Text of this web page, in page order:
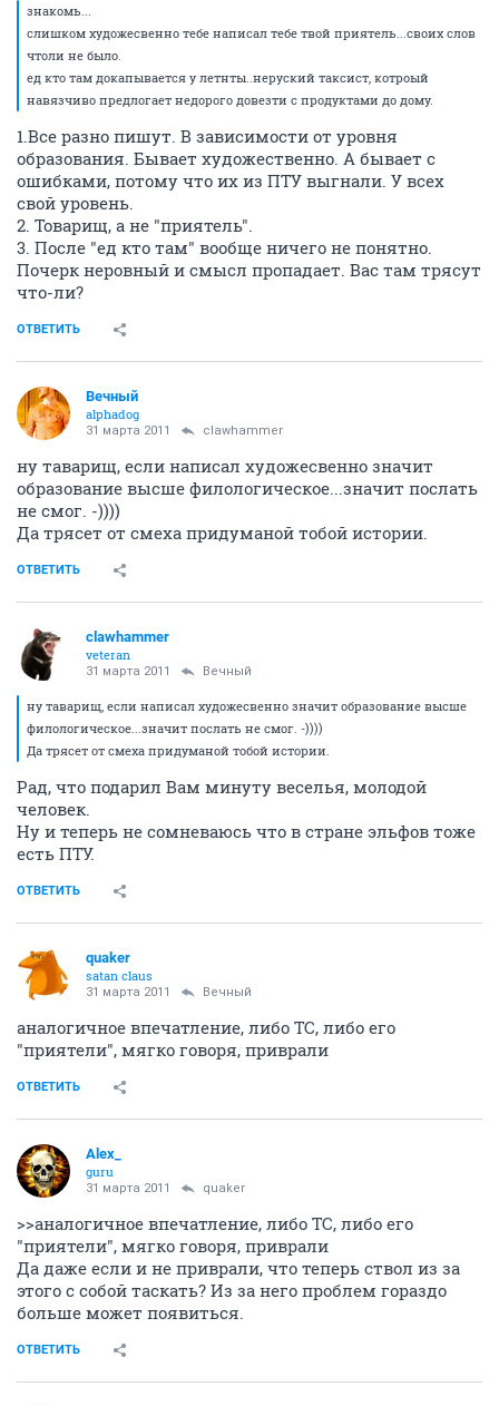
знакомь...
слишком художесвенно тебе написал тебе твой приятель...своих слов
чтоли не было.
ед кто там докапывается у летнты..неруский таксист, котроый
навязчиво предлогает недорого довезти с продуктами до дому.
1.Все разно пишут. В зависимости от уровня
образования. Бывает художественно. А бывает с
ошибками, потому что их из ПТУ выгнали. У всех
свой уровень.
2. Товарищ, а не "приятель".
3. После "ед кто там" вообще ничего не понятно.
Почерк неровный и смысл пропадает. Вас там трясут
что-ли?
ОТВЕТИТЬ
Вечный
alphadog
31 марта 2011 clawhammer
ну таварищ, если написал художесвенно значит
образование высше филологическое...значит послать
не смог. -))))
Да трясет от смеха придуманой тобой истории.
ОТВЕТИТЬ
clawhammer
veteran
31 марта 2011 Вечный
ну таварищ, если написал художесвенно значит образование высше
филологическое...значит послать не смог. -))))
Да трясет от смеха придуманой тобой истории.
Рад, что подарил Вам минуту веселья, молодой
человек.
Ну и теперь не сомневаюсь что в стране эльфов тоже
есть ПТУ.
ОТВЕТИТЬ
quaker
satan claus
31 марта 2011 Вечный
аналогичное впечатление, либо ТС, либо его
"приятели", мягко говоря, приврали
ОТВЕТИТЬ
Alex_
guru
31 марта 2011 quaker
>>аналогичное впечатление, либо ТС, либо его
"приятели", мягко говоря, приврали
Да даже если и не приврали, что теперь ствол из за
этого с собой таскать? Из за него проблем гораздо
больше может появиться.
ОТВЕТИТЬ